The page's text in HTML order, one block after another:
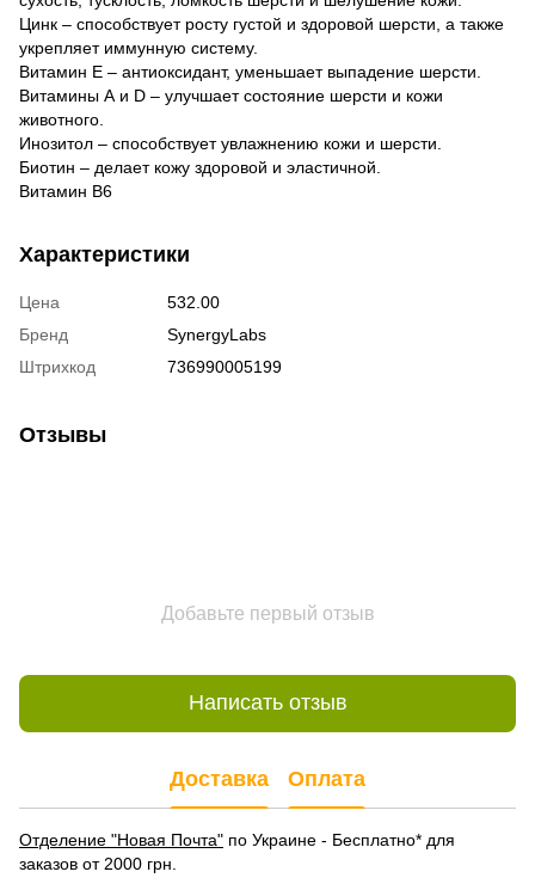
Цинк – способствует росту густой и здоровой шерсти, а также
укрепляет иммунную систему.
Витамин Е – антиоксидант, уменьшает выпадение шерсти.
Витамины А и D – улучшает состояние шерсти и кожи
животного.
Инозитол – способствует увлажнению кожи и шерсти.
Биотин – делает кожу здоровой и эластичной.
Витамин В6
Характеристики
Цена
532.00
Бренд
SynergyLabs
Штрихкод
736990005199
Отзывы
Добавьте первый отзыв
Написать отзыв
Доставка Оплата
Отделение "Новая Почта" по Украине - Бесплатно* для
заказов от 2000 грн.